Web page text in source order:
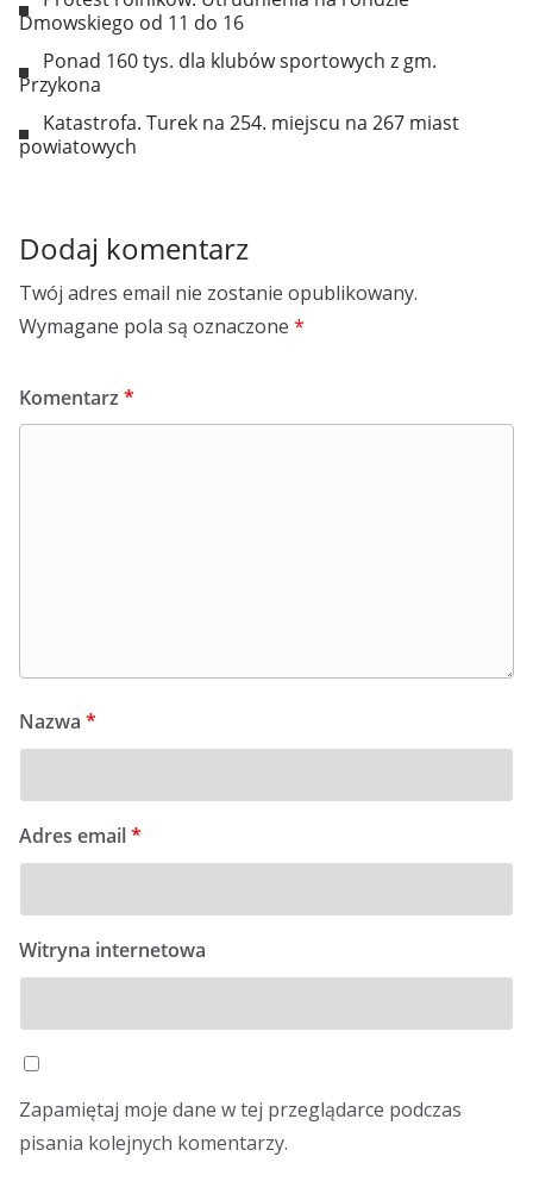
Dmowskiego od 11 do 16
Ponad 160 tys. dla klubów sportowych z gm.
Przykona
Katastrofa. Turek na 254. miejscu na 267 miast
powiatowych
Dodaj komentarz
Twój adres email nie zostanie opublikowany.
Wymagane pola są oznaczone *
Komentarz *
Nazwa *
Adres email*
Witryna internetowa
Zapamiętaj moje dane w tej przeglądarce podczas
pisania kolejnych komentarzy.